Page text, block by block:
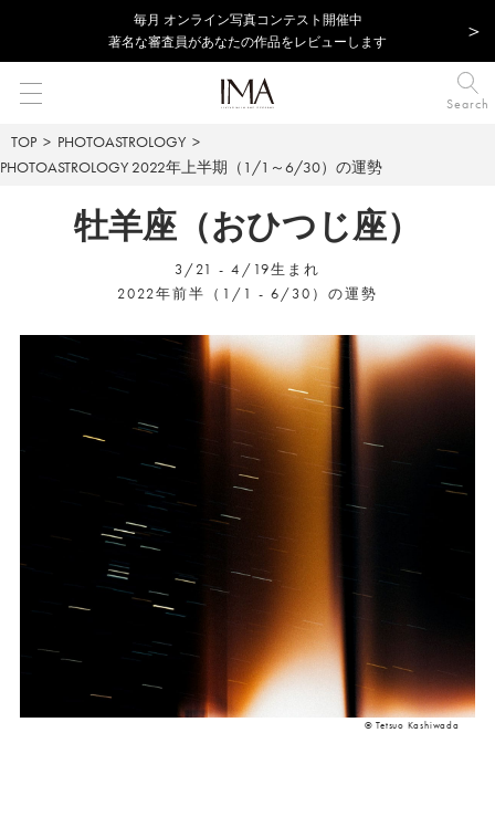
毎⽉ オンライン写真コンテスト開催中
著名な審査員があなたの作品をレビューします
Search
TOP
PHOTOASTROLOGY
PHOTOASTROLOGY 2022年上半期（1/1～6/30）の運勢
牡羊座（おひつじ座）
3/21 - 4/19生まれ
2022年前半（1/1 - 6/30）の運勢
© Tetsuo Kashiwada